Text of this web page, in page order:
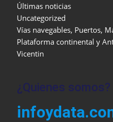
Últimas noticias
Uncategorized
Vías navegables, Puertos,
Plataforma continental y
Vicentin
¿Quienes somos?